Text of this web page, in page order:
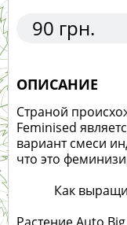
90 грн.
ОПИСАНИЕ
Страной
Feminised
вариант смеси
что это
Как